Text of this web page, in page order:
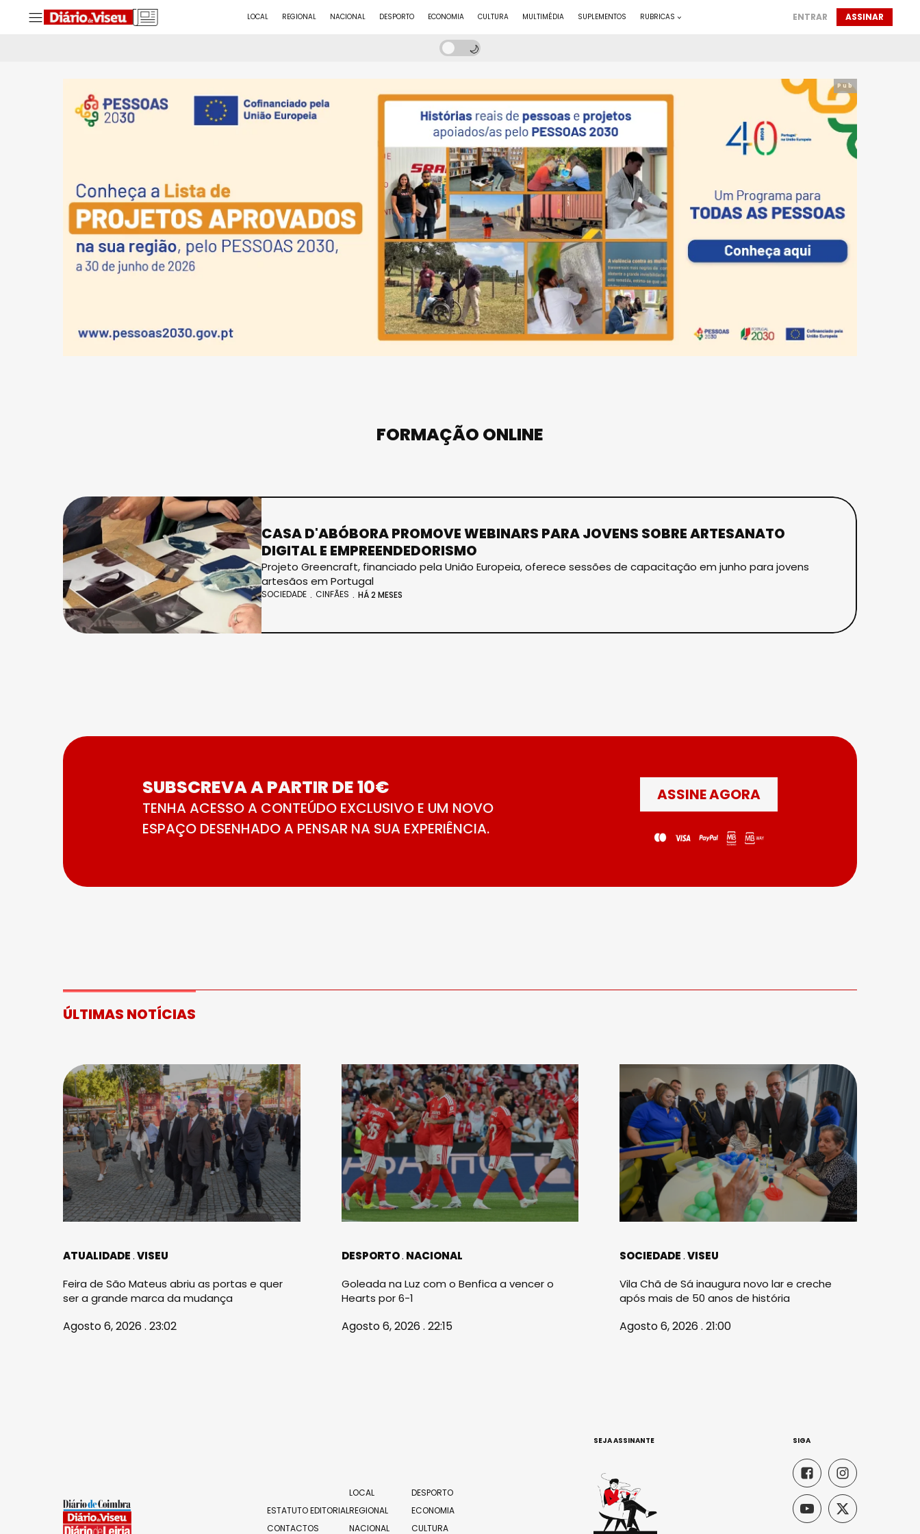
LOCAL REGIONAL NACIONAL DESPORTO ECONOMIA CULTURA MULTIMÉDIA SUPLEMENTOS RUBRICAS ENTRAR ASSINAR
Pub
FORMAÇÃO ONLINE
CASA D'ABÓBORA PROMOVE WEBINARS PARA JOVENS SOBRE ARTESANATO
DIGITAL E EMPREENDEDORISMO
Projeto Greencraft, financiado pela União Europeia, oferece sessões de capacitação em junho para jovens
artesãos em Portugal
SOCIEDADE CINFÃES HÁ 2 MESES
SUBSCREVA A PARTIR DE 10€
TENHA ACESSO A CONTEÚDO EXCLUSIVO E UM NOVO
ESPAÇO DESENHADO A PENSAR NA SUA EXPERIÊNCIA.
ASSINE AGORA
ÚLTIMAS NOTÍCIAS
ATUALIDADE VISEU
Feira de São Mateus abriu as portas e quer
ser a grande marca da mudança
Agosto 6, 2026 . 23:02
DESPORTO NACIONAL
Goleada na Luz com o Benfica a vencer o
Hearts por 6-1
Agosto 6, 2026 . 22:15
SOCIEDADE VISEU
Vila Chã de Sá inaugura novo lar e creche
após mais de 50 anos de história
Agosto 6, 2026 . 21:00
ESTATUTO EDITORIAL
CONTACTOS
LOCAL
REGIONAL
NACIONAL
DESPORTO
ECONOMIA
CULTURA
SEJA ASSINANTE SIGA